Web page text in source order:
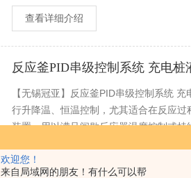
欢迎您！
来自局域网的朋友！有什么可以帮
查看详细介绍
反应釜PID串级控制系统 充电桩
【无锡冠亚】反应釜PID串级控制系统
行升降温、恒温控制，尤其适合在反应
装置，用以满足间歇反应器温度控制或持
更新时间：2025-01-16 厂商性质：生产厂家